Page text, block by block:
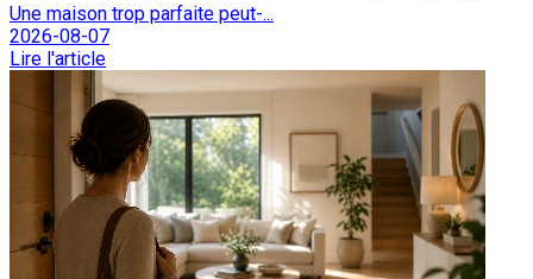
Une maison trop parfaite peut-...
2026-08-07
Lire l'article